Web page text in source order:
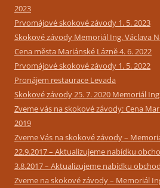
2023
Prvomájové skokové závody 1. 5. 2023
Skokové závody Memoriál Ing. Václava
Cena města Mariánské Lázně 4. 6. 2022
Prvomájové skokové závody 1. 5. 2022
Pronájem restaurace Levada
Skokové závody 25. 7. 2020 Memoriál
Zveme vás na skokové závody: Cena
2019
Zveme Vás na skokové závody –
22.9.2017 – Aktualizujeme nabídku
3.8.2017 – Aktualizujeme nabídku
Zveme na skokové závody – Memoriál